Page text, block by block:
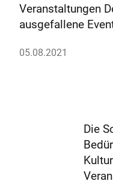
Veranstaltungen
ausgefallene
05.08.2021
Die